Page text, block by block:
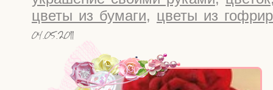
цветы из бумаги, цветы из
04.05.2011